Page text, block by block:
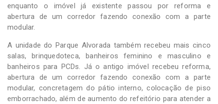
enquanto o imóvel já existente passou por reforma e
abertura de um corredor fazendo conexão com a parte
modular.
A unidade do Parque Alvorada também recebeu mais cinco
salas, brinquedoteca, banheiros feminino e masculino e
banheiros para PCDs. Já o antigo imóvel recebeu reforma,
abertura de um corredor fazendo conexão com a parte
modular, concretagem do pátio interno, colocação de piso
emborrachado, além de aumento do refeitório para atender a